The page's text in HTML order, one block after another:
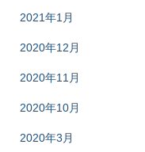
2021年1月
2020年12月
2020年11月
2020年10月
2020年3月